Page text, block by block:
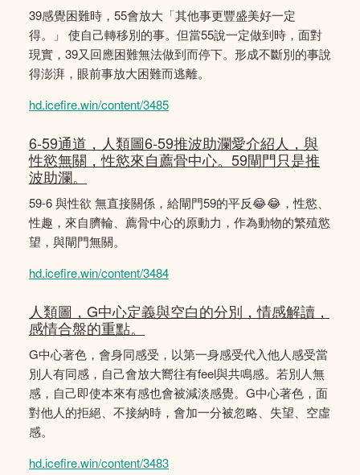
39感覺困難時，55會放大「其他事更豐盛美好一定
得。」 使自己轉移別的事。但當55說一定做到時，面對
現實，39又回應困難無法做到而停下。形成不斷別的事說
得澎湃，眼前事放大困難而逃離。
hd.icefire.win/content/3485
6-59通道，人類圖6-59推波助瀾愛介紹人，與
性慾無關，性慾來自薦骨中心。59閘門只是推
波助瀾。
59-6 與性欲 無直接關係，給閘門59的平反😂😂，性慾、
性趣，來自臍輪、薦骨中心的原動力，作為動物的繁殖慾
望，與閘門無關。
hd.icefire.win/content/3484
人類圖，G中心定義與空白的分別，情感解讀，
感情合盤的重點。
G中心著色，會身同感受，以第一身感受代入他人感受當
別人有同感，自己會放大嚮往有feel與共鳴感。若別人無
感，自己即使本來有感也會被減淡感覺。G中心著色，面
對他人的拒絕、不接納時，會加一分被忽略、失望、空虛
感。
hd.icefire.win/content/3483